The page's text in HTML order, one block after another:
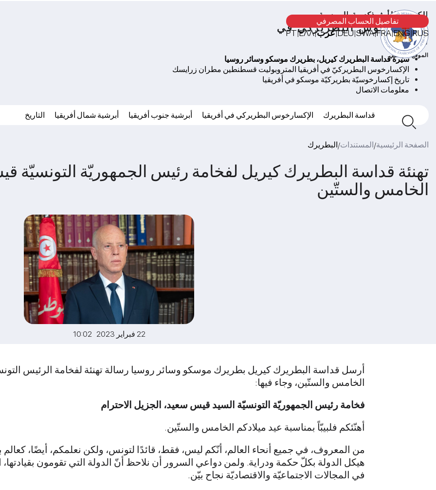
الكنيسة الأرثوذكسية الروسية
الإكسارخوس البطريركي في
أفريقيا
الموقع الرسمي
تفاصيل الحساب المصرفي
RUS
|
ENG
|
FRA
|
SWA
|
DEU
|عرب|
ΕΛΛ
|
PT
سيرة قداسة البطريرك كيريل، بطريرك موسكو وسائر روسيا
الإكسارخوس البطريركيّ في أفريقيا المتروبوليت قسطنطين مطران زرايسك
تاريخ إكسارخوسيّة بطريركيّة موسكو في أفريقيا
معلومات الاتصال
قداسة البطريرك الإكسارخوس البطريركي في أفريقيا أبرشية جنوب أفريقيا أبرشية شمال أفريقيا التاريخ
الصفحة الرئيسية/المستندات/البطريرك
تهنئة قداسة البطريرك كيريل لفخامة رئيس الجمهوريّة التونسيّة
الخامس والستّين
22 فبراير 2023 10:02
أرسل قداسة البطريرك كيريل بطريرك موسكو وسائر روسيا رسالة تهنئة لفخامة الرئيس
الخامس والستّين، وجاء فيها:
فخامة رئيس الجمهوريّة التونسيّة السيد قيس سعيد، الجزيل الاحترام
أهنّئكم فلبيبّاً بمناسبة عيد ميلادكم الخامس والستّين.
من المعروف، في جميع أنحاء العالم، أنّكم ليس، فقط، قائدًا لتونس، ولكن نعلمكم، أيضًا،
هيكل الدولة بكلّ حكمة ودراية. ولمن دواعي السرور أن نلاحظ أنّ الدولة التي تقومون بقيادتها،
في المجالات الاجتماعيّة والاقتصاديّة نجاح بيّن.